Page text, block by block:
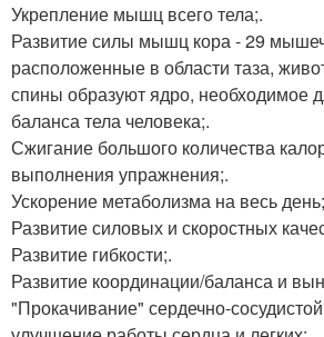
Укрепление мышц всего тела;.
Развитие силы мышц кора - 29
расположенные в области таза,
спины образуют ядро, необходимое
баланса тела человека;.
Сжигание большого количества
выполнения упражнения;.
Ускорение метаболизма на весь
Развитие силовых и скоростных
Развитие гибкости;.
Развитие координации/баланса и
"Прокачивание" сердечно-